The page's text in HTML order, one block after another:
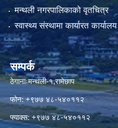
मन्थली नगरपालिकाको वृतचित्र
स्वास्थ्य संस्थामा कार्यारत
सम्पर्क
ठेगानाःमन्थली-१,रामेछाप
फोन: +९७७ ४८-५४०११२
फ्याक्स: +९७७ ४८-५४०११२